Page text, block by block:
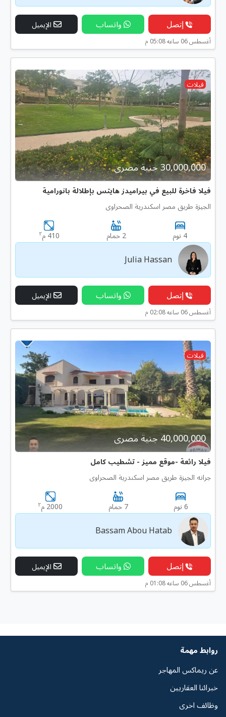
إتصل واتساب الإيميل
أغسطس 06 ساعه 05:08 م
فيلات
30,000,000 جنية مصرى
فيلا فاخرة للبيع في بيراميدز هايتس بإطلالة بانورامية
الجيزة طريق مصر اسكندرية الصحراوى
4 نوم 2 حمام 410 م ٢
Julia Hassan
إتصل واتساب الإيميل
أغسطس 06 ساعه 02:08 م
فيلات
40,000,000 جنية مصرى
فيلا رائعة -موقع مميز - تشطيب كامل
جرانه الجيزة طريق مصر اسكندرية الصحراوى
6 نوم 7 حمام 2000 م ٢
Bassam Abou Hatab
إتصل واتساب الإيميل
أغسطس 06 ساعه 01:08 م
روابط مهمة
عن ريماكس المهاجر
خبرائنا العقاريين
وظائف اخرى